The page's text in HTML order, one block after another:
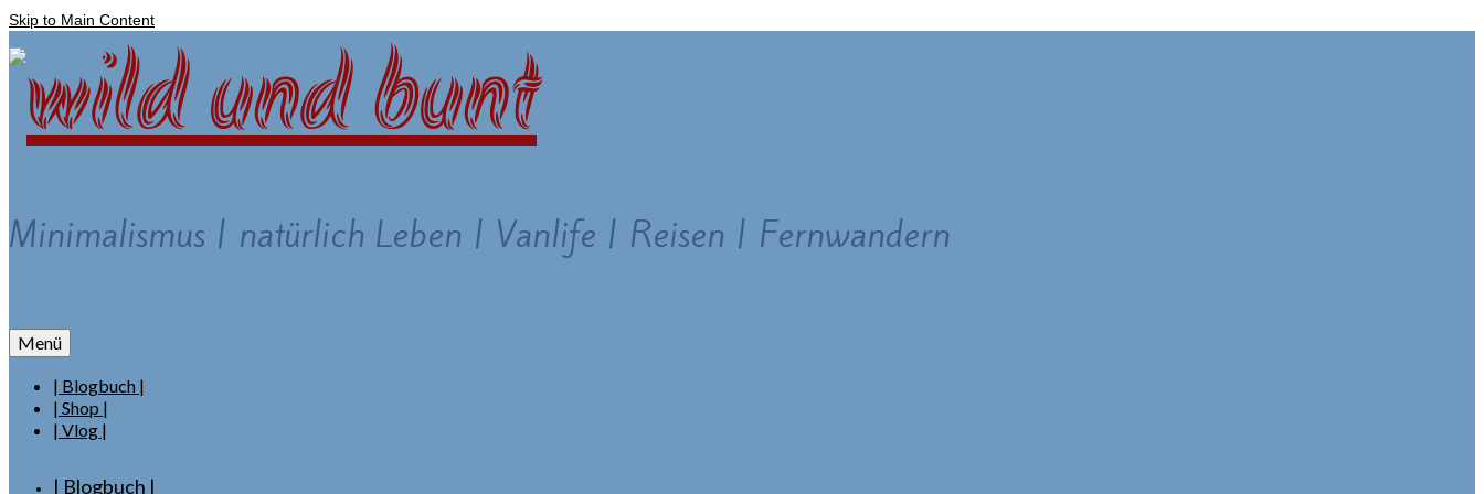
Skip to Main Content
Minimalismus | natürlich Leben | Vanlife | Reisen | Fernwandern
Menü
| Blogbuch |
| Shop |
| Vlog |
| Blogbuch |